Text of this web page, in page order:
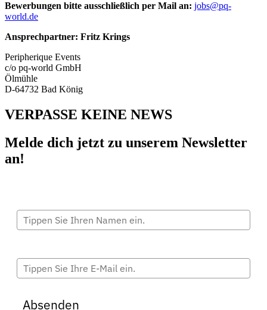
Bewerbungen bitte ausschließlich per Mail an: jobs@pq-
world.de
Ansprechpartner: Fritz Krings
Peripherique Events
c/o pq-world GmbH
Ölmühle
D-64732 Bad König
VERPASSE KEINE NEWS
Melde dich jetzt zu unserem Newsletter
an!
Absenden